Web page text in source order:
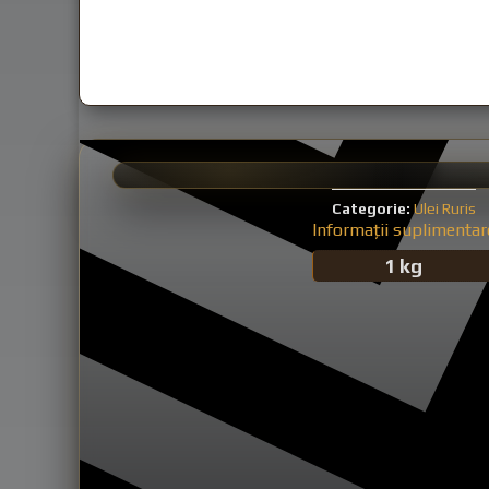
Categorie: Ulei Ruris
Informații
1 kg